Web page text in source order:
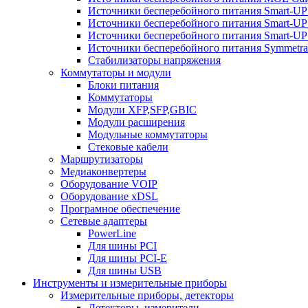
Источники бесперебойного питания Smart-
Источники бесперебойного питания Smart-
Источники бесперебойного питания Smart-
Источники бесперебойного питания Symmetra
Стабилизаторы напряжения
Коммутаторы и модули
Блоки питания
Коммутаторы
Модули XFP,SFP,GBIC
Модули расширения
Модульные коммутаторы
Стековые кабели
Маршрутизаторы
Медиаконвертеры
Оборудование VOIP
Оборудование xDSL
Програмное обеспечение
Сетевые адаптеры
PowerLine
Для шины PCI
Для шины PCI-E
Для шины USB
Инструменты и измерительные приборы
Измерительные приборы, детекторы